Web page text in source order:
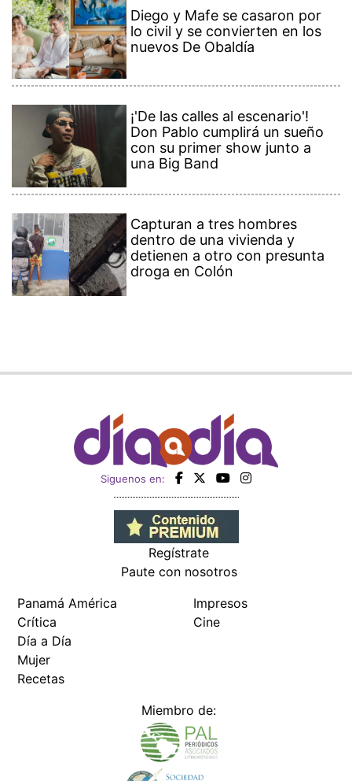
Diego y Mafe se casaron por
lo civil y se convierten en los
nuevos De Obaldía
¡'De las calles al escenario'!
Don Pablo cumplirá un sueño
con su primer show junto a
una Big Band
Capturan a tres hombres
dentro de una vivienda y
detienen a otro con presunta
droga en Colón
Siguenos en:
Regístrate
Paute con nosotros
Panamá América
Crítica
Día a Día
Mujer
Recetas
Impresos
Cine
Miembro de: